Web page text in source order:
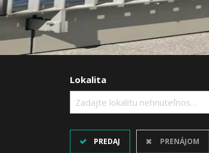
Lokalita
Zadajte lokalitu nehnuteľnosti ..
PREDAJ PRENÁJOM